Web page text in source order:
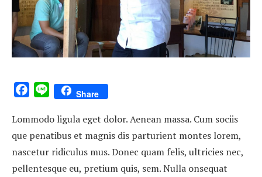
Facebook
Line Share
Lommodo ligula eget dolor. Aenean massa. Cum sociis
que penatibus et magnis dis parturient montes lorem,
nascetur ridiculus mus. Donec quam felis, ultricies nec,
pellentesque eu, pretium quis, sem. Nulla onsequat